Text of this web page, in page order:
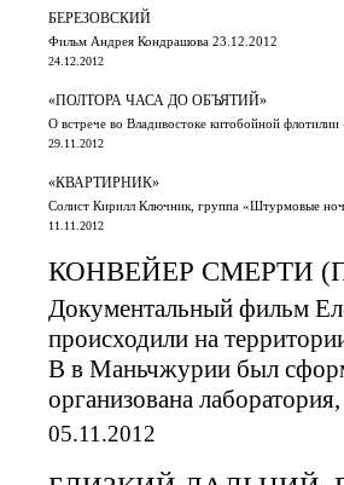
БЕРЕЗОВСКИЙ
Фильм Андрея Кондрашова 23.12.2012
24.12.2012
«ПОЛТОРА ЧАСА ДО ОБЪЯТИЙ»
О встрече во Владивостоке китобойной
29.11.2012
«КВАРТИРНИК»
Солист Кирилл Ключник, группа «Штурмовые
11.11.2012
КОНВЕЙЕР СМЕРТИ
Документальный фильм
происходили на
В в Маньчжурии был
организована
05.11.2012